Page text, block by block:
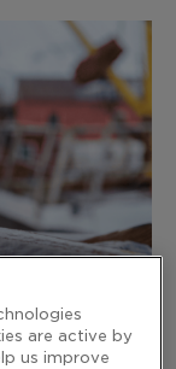
are active by
us improve